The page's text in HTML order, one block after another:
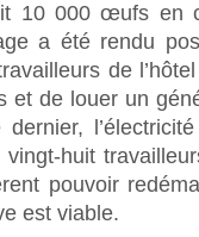
10 000 œufs en
a été rendu
de
et de louer un
dernier,
vingt-huit
pouvoir
est viable.